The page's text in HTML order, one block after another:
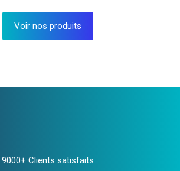
Voir nos produits
9000+ Clients satisfaits